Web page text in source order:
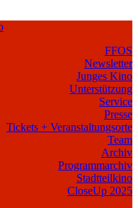
FFOS
Newsletter
Junges Kino
Unterstützung
Service
Presse
Tickets + Veranstaltungsorte
Team
Archiv
Programmarchiv
Stadtteilkino
CloseUp 2025